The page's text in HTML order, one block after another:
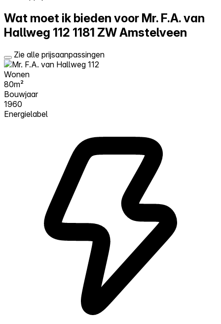
Wat moet ik bieden voor Mr. F.A. van
Hallweg 112 1181 ZW Amstelveen
Zie alle prijsaanpassingen
Wonen
80m²
Bouwjaar
1960
Energielabel